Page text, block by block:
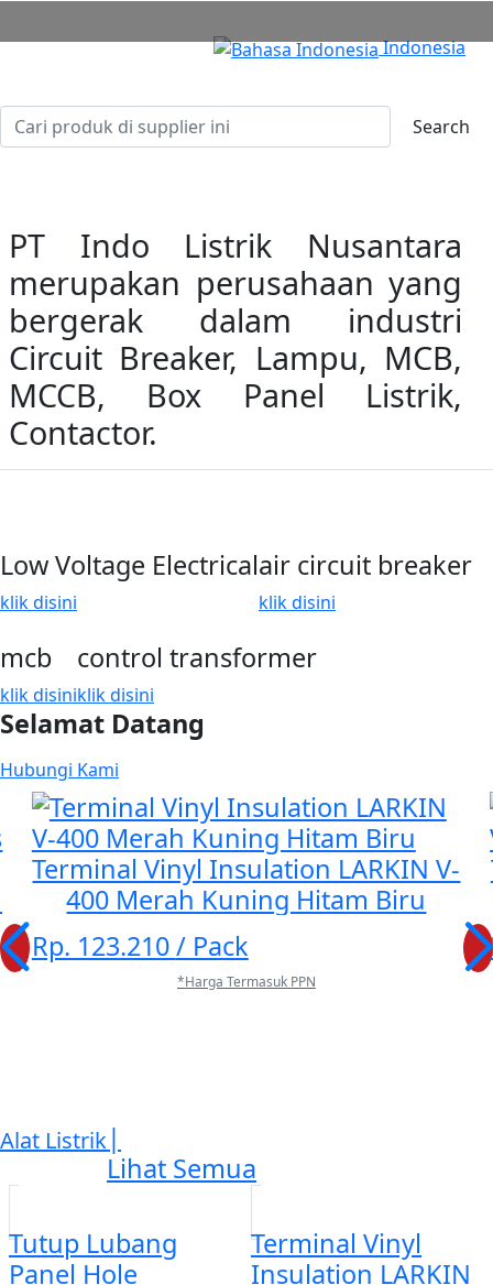
Indonesia
Search
PT Indo Listrik Nusantara
merupakan perusahaan yang
bergerak dalam industri
Circuit Breaker, Lampu, MCB,
MCCB, Box Panel Listrik,
Contactor.
Low Voltage Electrical
klik disini
air circuit breaker
klik disini
mcb
klik disini
control transformer
klik disini
Selamat Datang
Hubungi Kami
Terminal Vinyl Insulation LARKIN V-
400 Merah Kuning Hitam Biru
Rp. 123.210/ Pack
*Harga Termasuk PPN
Alat Listrik|
Lihat Semua
Tutup Lubang
Panel Hole
Terminal Vinyl
Insulation LARKIN